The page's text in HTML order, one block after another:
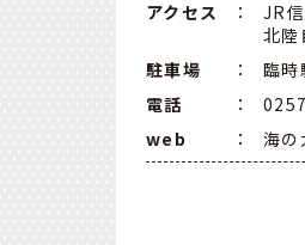
アクセス
：
JR
北陸
駐車場
：
臨時
電話
：
web
： 海の